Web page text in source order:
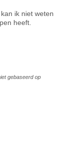
ik niet weten
heeft.
gebaseerd op